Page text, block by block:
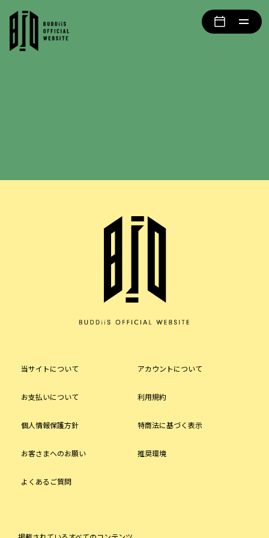
当サイトについて アカウントについて
お支払いについて 利用規約
個人情報保護方針 特商法に基づく表示
お客さまへのお願い 推奨環境
よくあるご質問